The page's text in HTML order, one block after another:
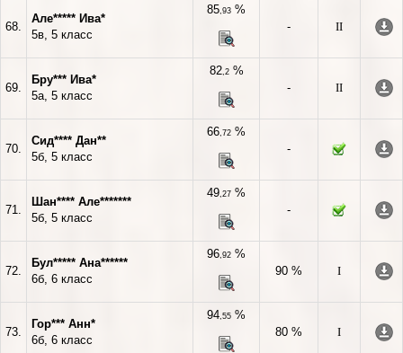
68.
Але***** Ива*
5в, 5 класс
85,93 %
-
II
69.
Бру*** Ива*
5а, 5 класс
82,2%
-
II
70.
Сид**** Дан**
5б, 5 класс
66,72 %
-
71.
Шан**** Але*******
5б, 5 класс
49,27 %
-
72.
Бул***** Ана******
6б, 6 класс
96,92 %
90 %
I
73.
Гор*** Анн*
6б, 6 класс
94,55 %
80 %
I